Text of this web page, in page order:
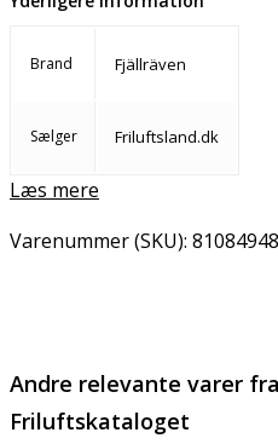
Brand Fjällräven
Sælger Friluftsland.dk
Læs mere
Varenummer (SKU):
Andre relevante varer fra
Friluftskataloget